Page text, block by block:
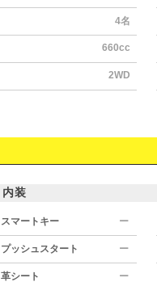
4名
660cc
2WD
内装
スマートキー ー
プッシュスタート ー
革シート ー